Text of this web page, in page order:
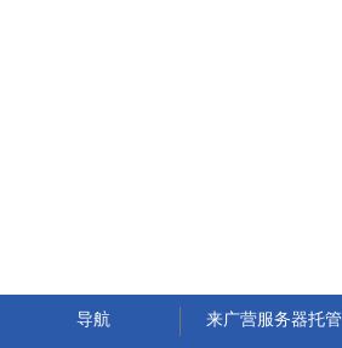
导航 来广营服务器托管